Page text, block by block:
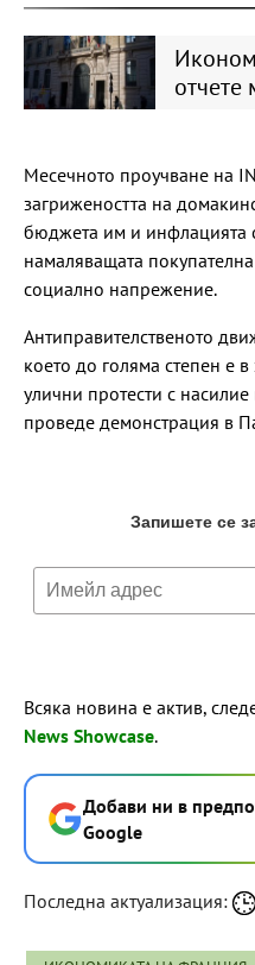
отчете
Месечното проучване на
загрижеността на
бюджета им и инфлацията
намаляващата
социално напрежение.
Антиправителственото
което до голяма степен е
улични протести с
проведе демонстрация в
Всяка новина е актив,
News Showcase.
Добави ни в
Google
Последна актуализация: